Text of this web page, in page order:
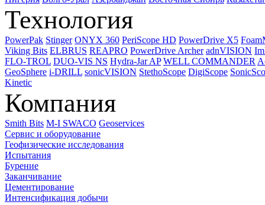
Технология
PowerPak Stinger ONYX 360 PeriScope HD PowerDrive X5
Viking Bits ELBRUS REAPRO PowerDrive Archer adnVISION
FLO-TROL DUO-VIS NS Hydra-Jar AP WELL COMMANDER
GeoSphere i-DRILL sonicVISION StethoScope DigiScope
Kinetic
Компания
Smith Bits M-I SWACO Geoservices
Сервис и оборудование
Геофизические исследования
Испытания
Бурение
Заканчивание
Цементирование
Интенсификация добычи